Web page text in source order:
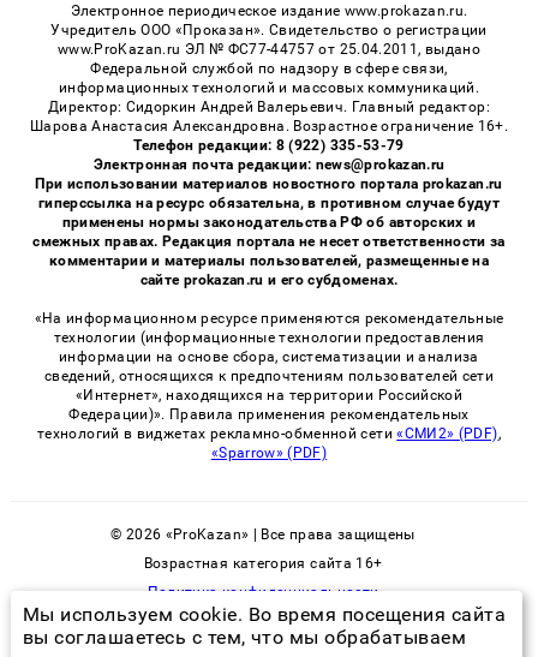
Электронное периодическое издание www.prokazan.ru.
Учредитель ООО «Проказан». Cвидетельство о регистрации
www.ProKazan.ru ЭЛ № ФС77-44757 от 25.04.2011, выдано
Федеральной службой по надзору в сфере связи,
информационных технологий и массовых коммуникаций.
Директор: Сидоркин Андрей Валерьевич. Главный редактор:
Шарова Анастасия Александровна. Возрастное ограничение 16+.
Телефон редакции: 8 (922) 335-53-79
Электронная почта редакции: news@prokazan.ru
При использовании материалов новостного портала prokazan.ru
гиперссылка на ресурс обязательна, в противном случае будут
применены нормы законодательства РФ об авторских и
смежных правах. Редакция портала не несет ответственности за
комментарии и материалы пользователей, размещенные на
сайте prokazan.ru и его субдоменах.
«На информационном ресурсе применяются рекомендательные
технологии (информационные технологии предоставления
информации на основе сбора, систематизации и анализа
сведений, относящихся к предпочтениям пользователей сети
«Интернет», находящихся на территории Российской
Федерации)». Правила применения рекомендательных
технологий в виджетах рекламно-обменной сети«СМИ2» (PDF),
«Sparrow» (PDF)
© 2026 «ProKazan» | Все права защищены
Возрастная категория сайта 16+
Политика конфиденциальности
Мы используем cookie. Во время посещения сайта
вы соглашаетесь с тем, что мы обрабатываем